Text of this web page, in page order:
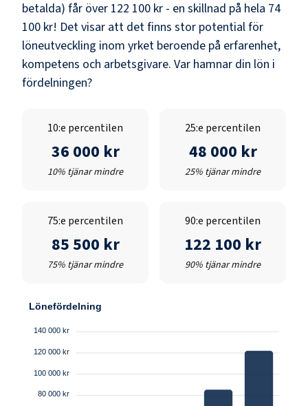
betalda) får över 122 100 kr - en skillnad på hela 74
100 kr! Det visar att det finns stor potential för
löneutveckling inom yrket beroende på erfarenhet,
kompetens och arbetsgivare. Var hamnar din lön i
fördelningen?
10:e percentilen
36 000 kr
10% tjänar mindre
25:e percentilen
48 000 kr
25% tjänar mindre
75:e percentilen
85 500 kr
75% tjänar mindre
90:e percentilen
122 100 kr
90% tjänar mindre
Lönefördelning
140 000 kr
120 000 kr
100 000 kr
80 000 kr